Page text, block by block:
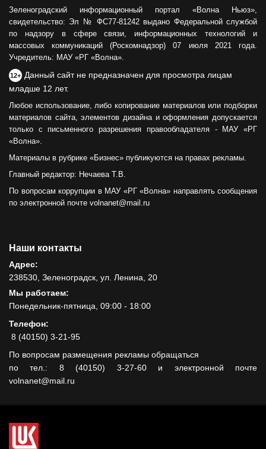
Зеленоградский информационный портал «Волна Ньюз»,
свидетельство: Эл № ФС77-81242 выдано Федеральной службой
по надзору в сфере связи, информационных технологий и
массовых коммуникаций (Роскомнадзор) 07 июля 2021 года.
Учредитель: МАУ «РГ «Волна».
12+ Данный сайт не предназначен для просмотра лицам
младше 12 лет.
Любое использование, либо копирование материалов или подборки
материалов сайта, элементов дизайна и оформления допускается
только с письменного разрешения правообладателя - МАУ «РГ
«Волна».
Материалы в рубрике «Бизнес» публикуются на правах рекламы.
Главный редактор: Нечаева Т.В.
По вопросам коррупции в МАУ «РГ «Волна» направлять сообщения
по электронной почте volnanet@mail.ru
Наши контакты
Адрес:
238530, Зеленоградск, ул. Ленина, 20
Мы работаем:
Понедельник-пятница, 09:00 - 18:00
Телефон:
8 (40150) 3-21-95
По вопросам размещения рекламы обращаться
по тел.: 8 (40150) 3-27-60 и электронной почте
volnanet@mail.ru